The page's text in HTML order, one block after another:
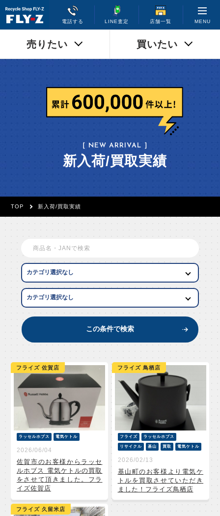
電話する LINE査定 店舗一覧 MENU
売りたい 買いたい
［ NEW ARRIVAL ］
新入荷/買取実績
TOP 新入荷/買取実績
この条件で検索
フライズ 佐賀店
ラッセルホブス 電気ケトル
2026/06/04
佐賀市のお客様からラッセ
ルホブス 電気ケトルの買取
をさせて頂きました。フラ
イズ佐賀店
フライズ 鳥栖店
フライズ ラッセルホブス
リサイクル 基山 買取 電気ケトル
2026/02/13
基山町のお客様より電気ケ
トルを買取させていただき
ました！フライズ鳥栖店
フライズ 久留米店